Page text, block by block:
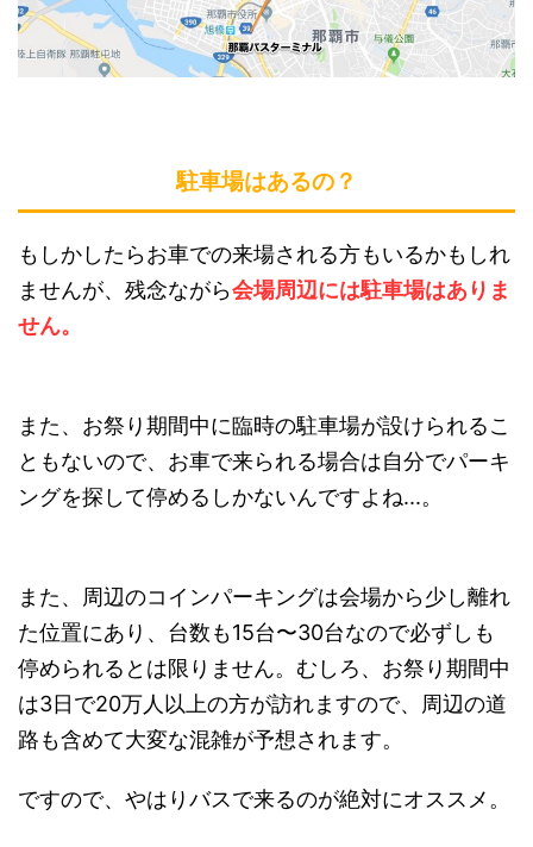
駐車場はあるの？
もしかしたらお車での来場される方もいるかもしれ
ませんが、残念ながら会場周辺には駐車場はありま
せん。
また、お祭り期間中に臨時の駐車場が設けられるこ
ともないので、お車で来られる場合は自分でパーキ
ングを探して停めるしかないんですよね...。
また、周辺のコインパーキングは会場から少し離れ
た位置にあり、台数も15台〜30台なので必ずしも
停められるとは限りません。むしろ、お祭り期間中
は3日で20万人以上の方が訪れますので、周辺の道
路も含めて大変な混雑が予想されます。
ですので、やはりバスで来るのが絶対にオススメ。